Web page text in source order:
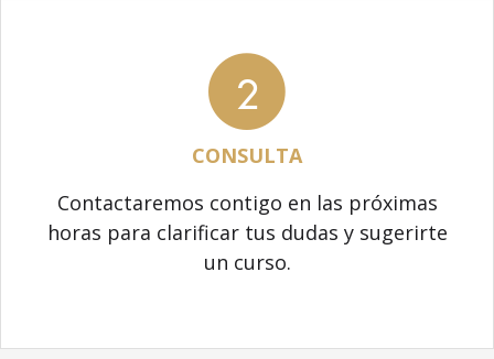
2
CONSULTA
Contactaremos contigo en las próximas
horas para clarificar tus dudas y sugerirte
un curso.